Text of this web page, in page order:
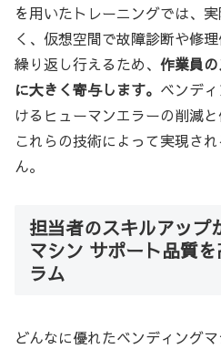
を用いたトレーニングでは、
く、仮想空間で故障診断や修
繰り返し行えるため、 作業員
に大きく寄与します。 ベンデ
けるヒューマンエラーの削減と
これらの技術によって実現さ
ん。
担当者のスキルアップ
マシン サポート品質
ラム
どんなに優れたベンディング